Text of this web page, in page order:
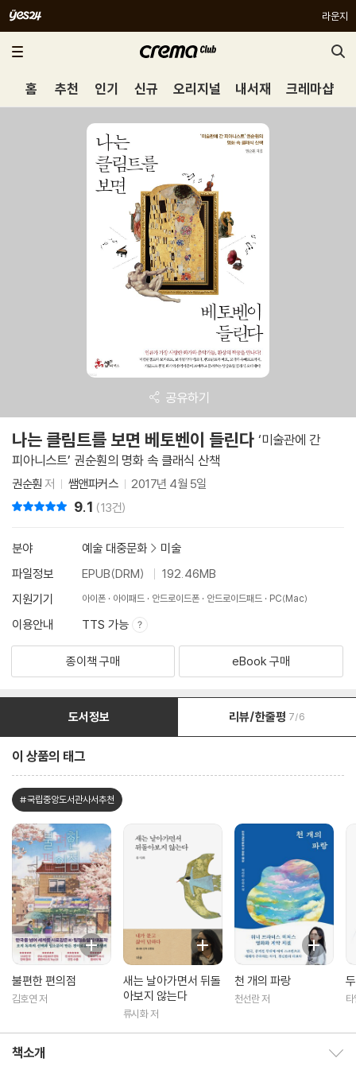
라운지
홈 추천 인기 신규 오리지널 내서재 크레마샵
공유하기
나는 클림트를 보면 베토벤이 들린다 ‘미술관에 간
피아니스트’ 권순훤의 명화 속 클래식 산책
권순훤 저 쌤앤파커스 2017년 4월 5일
9.1 (13건)
분야 예술 대중문화 > 미술
파일정보
EPUB(DRM)
192.46MB
지원기기
아이폰 아이패드 안드로이드폰 안드로이드패드 PC(Mac)
이용안내 TTS 가능
종이책 구매 eBook 구매
도서정보 리뷰/한줄평 7/6
이 상품의 태그
#국립중앙도서관사서추천
불편한 편의점
김호연 저
새는 날아가면서 뒤돌
아보지 않는다
류시화 저
천 개의 파랑
천선란 저
책소개